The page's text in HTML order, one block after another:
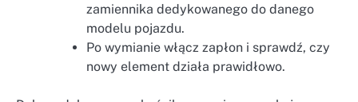
zamiennika dedykowanego do danego
modelu pojazdu.
Po wymianie włącz zapłon i sprawdź, czy
nowy element działa prawidłowo.